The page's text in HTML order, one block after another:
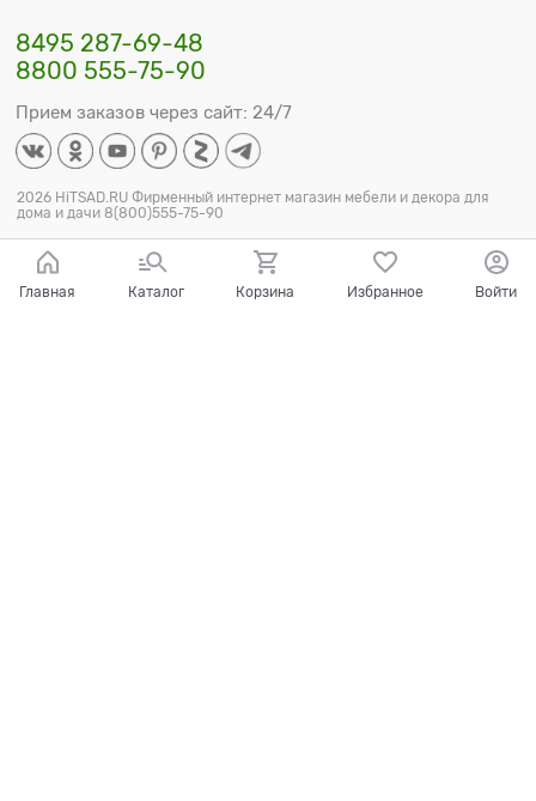
8495 287-69-48
8800 555-75-90
Прием заказов через сайт: 24/7
2026 HiTSAD.RU Фирменный интернет магазин мебели и декора для
дома и дачи 8(800)555-75-90
Главная Каталог Корзина Избранное Войти